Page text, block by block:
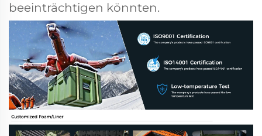
beeinträchtigen könnten.